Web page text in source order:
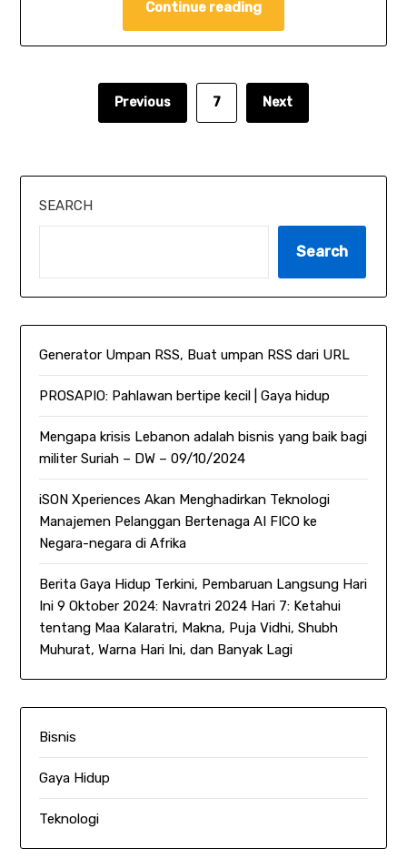
Continue reading
Previous 7 Next
SEARCH
Search
Generator Umpan RSS, Buat umpan RSS dari URL
PROSAPIO: Pahlawan bertipe kecil | Gaya hidup
Mengapa krisis Lebanon adalah bisnis yang baik bagi
militer Suriah – DW – 09/10/2024
iSON Xperiences Akan Menghadirkan Teknologi
Manajemen Pelanggan Bertenaga AI FICO ke
Negara-negara di Afrika
Berita Gaya Hidup Terkini, Pembaruan Langsung Hari
Ini 9 Oktober 2024: Navratri 2024 Hari 7: Ketahui
tentang Maa Kalaratri, Makna, Puja Vidhi, Shubh
Muhurat, Warna Hari Ini, dan Banyak Lagi
Bisnis
Gaya Hidup
Teknologi